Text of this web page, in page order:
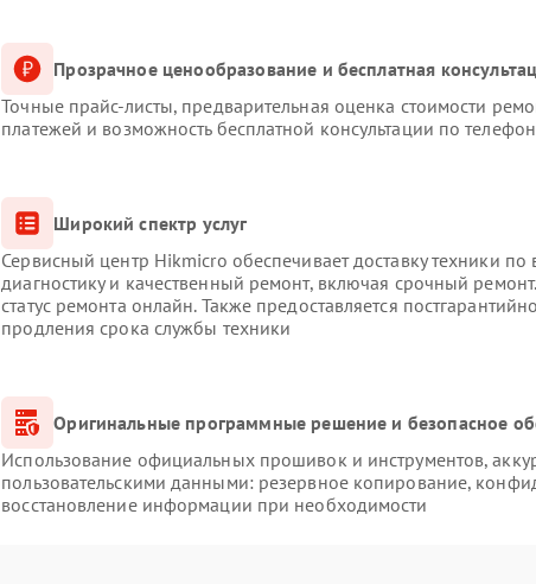
Прозрачное ценообразование и бесплатная
Точные прайс-листы, предварительная оценка стоимости
платежей и возможность бесплатной консультации по
Широкий спектр услуг
Сервисный центр Hikmicro обеспечивает доставку техники
диагностику и качественный ремонт, включая срочный
статус ремонта онлайн. Также предоставляется
продления срока службы техники
Оригинальные программные решение и безопасное
Использование официальных прошивок и инструментов,
пользовательскими данными: резервное копирование,
восстановление информации при необходимости